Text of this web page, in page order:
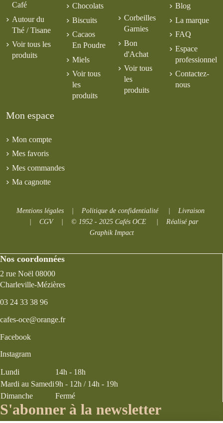
Café
Autour du
Thé / Tisane
Voir tous les
produits
Chocolats
Biscuits
Cacaos
En Poudre
Miels
Voir tous
les
produits
Corbeilles
Garnies
Bon
d'Achat
Voir tous
les
produits
Blog
La marque
FAQ
Espace
professionnel
Contactez-
nous
Mon espace
Mon compte
Mes favoris
Mes commandes
Ma cagnotte
Mentions légales Politique de confidentialité| Livraison
CGV| © 1952 - 2025 Cafés OCE| Réalisé par
Graphik Impact
Nos coordonnées
2 rue Noël 08000
Charleville-Mézières
03 24 33 38 96
cafes-oce@orange.fr
Facebook
Instagram
Lundi
14h - 18h
Mardi au Samedi9h - 12h / 14h - 19h
Dimanche
Fermé
S'abonner à la newsletter